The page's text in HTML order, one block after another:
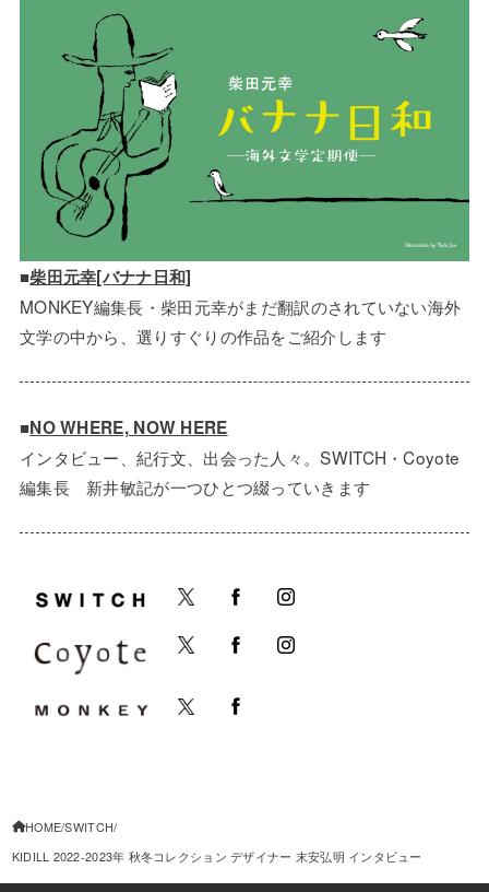
■柴田元幸[バナナ日和]
MONKEY編集長・柴田元幸がまだ翻訳のされていない海外
文学の中から、選りすぐりの作品をご紹介します
■NO WHERE, NOW HERE
インタビュー、紀行文、出会った人々。SWITCH・Coyote
編集長 新井敏記が一つひとつ綴っていきます
HOME SWITCH
KIDILL 2022-2023年 秋冬コレクション デザイナー 末安弘明 インタビュー